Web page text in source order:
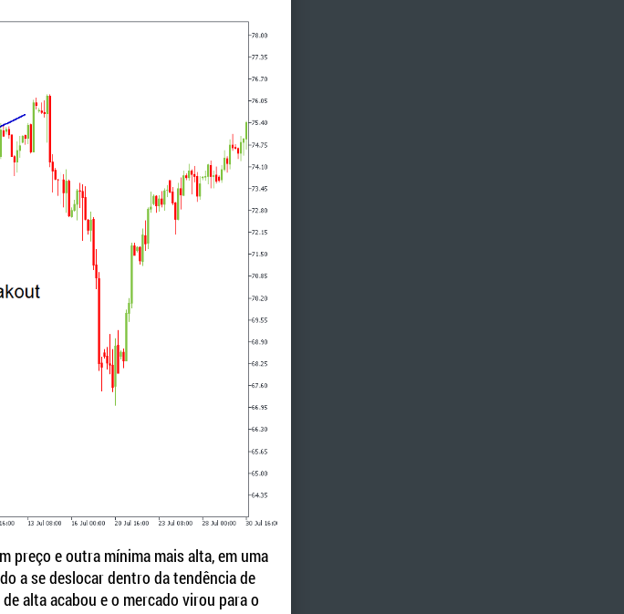
preço e outra mínima mais alta, em uma
a se deslocar dentro da tendência de
alta acabou e o mercado virou para o